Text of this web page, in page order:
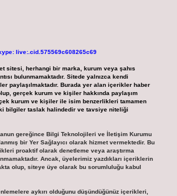
live:.cid.575569c608265c69
sitesi, herhangi bir marka, kurum veya şahıs
bulunmamaktadır. Sitede yalnızca kendi
paylaşılmaktadır. Burada yer alan içerikler haber
gerçek kurum ve kişiler hakkında paylaşım
kurum ve kişiler ile isim benzerlikleri tamamen
bilgiler taslak halindedir ve tavsiye niteliği
gereğince Bilgi Teknolojileri ve İletişim Kurumu
bir Yer Sağlayıcı olarak hizmet vermektedir. Bu
proaktif olarak denetleme veya araştırma
Ancak, üyelerimiz yazdıkları içeriklerin
olup, siteye üye olarak bu sorumluluğu kabul
aykırı olduğunu düşündüğünüz içerikleri,